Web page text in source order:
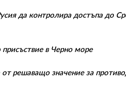
да контролира достъпа до
в Черно море
решаващо значение за